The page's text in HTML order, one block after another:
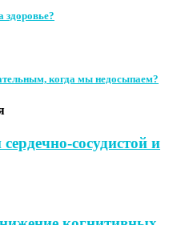
здоровье?
когда мы недосыпаем?
сосудистой и